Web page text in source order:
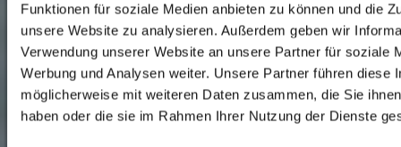
Funktionen für soziale Medien anbieten zu können und die
unsere Website zu analysieren. Außerdem geben wir
Verwendung unserer Website an unsere Partner für soziale
Werbung und Analysen weiter. Unsere Partner führen diese
möglicherweise mit weiteren Daten zusammen, die Sie
haben oder die sie im Rahmen Ihrer Nutzung der Dienste